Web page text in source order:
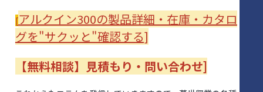
[アルクイン300の製品詳細・在庫・カタロ
グを"サクッと"確認する]
【無料相談】見積もり・問い合わせ]